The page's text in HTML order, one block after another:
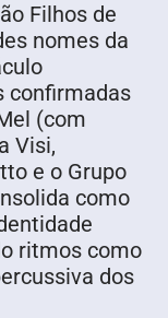
Filhos de
nomes da
confirmadas
(com
Visi,
e o Grupo
como
ritmos como
dos